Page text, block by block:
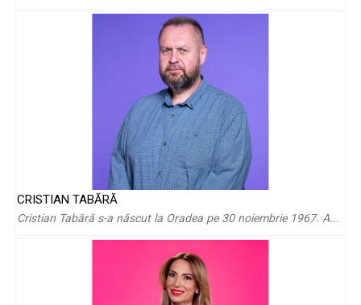
Cristi Mîndru: „Jucam fotbal cu prietenii şi fiecare eram ce
ne doream: ...
CRISTIAN TABĂRĂ
Cristian Tabără s-a născut la Oradea pe 30 noiembrie 1967. A...